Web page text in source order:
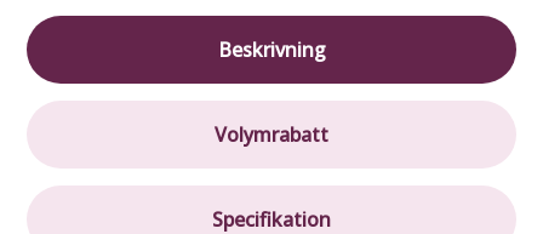
Beskrivning
Volymrabatt
Specifikation